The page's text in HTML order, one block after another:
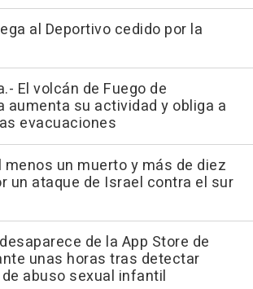
al Deportivo cedido por la
El volcán de Fuego de
aumenta su actividad y obliga a
evacuaciones
menos un muerto y más de diez
un ataque de Israel contra el sur
de la App Store de
unas horas tras detectar
abuso sexual infantil